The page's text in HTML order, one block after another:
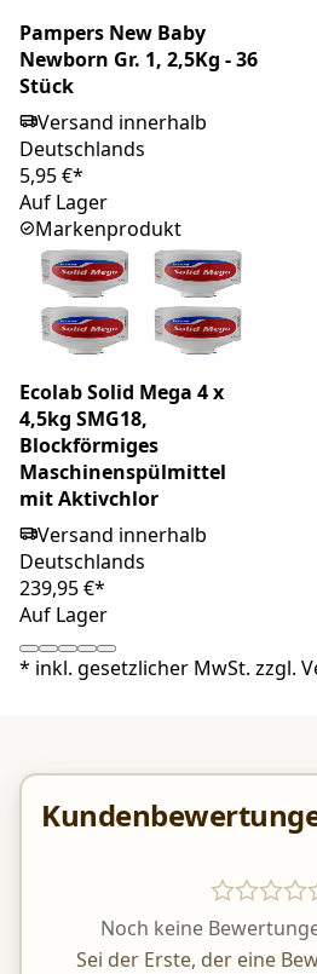
Pampers New Baby
Newborn Gr. 1, 2,5Kg - 36
Stück
Versand innerhalb
Deutschlands
5,95 €*
Auf Lager
Markenprodukt
Ecolab Solid Mega 4 x
4,5kg SMG18,
Blockförmiges
Maschinenspülmittel
mit Aktivchlor
Versand innerhalb
Deutschlands
239,95 €*
Auf Lager
* inkl. gesetzlicher MwSt. zzgl.
Noch keine
Sei der Erste, der eine